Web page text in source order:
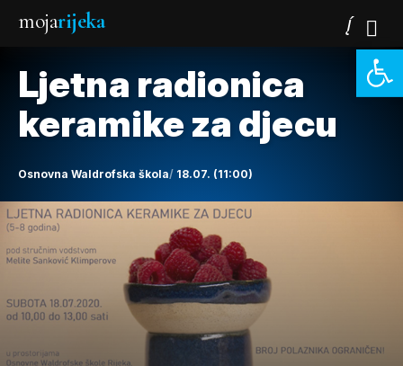
mojarijeka
Ljetna radionica
keramike za djecu
Osnovna Waldrofska škola 18.07. (11:00)